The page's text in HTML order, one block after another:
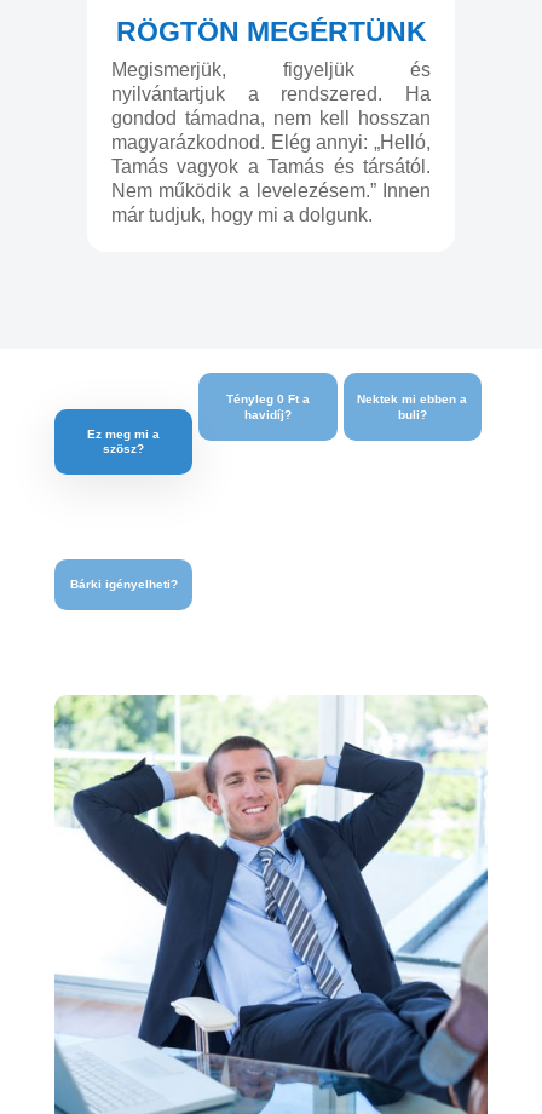
RÖGTÖN MEGÉRTÜNK
Megismerjük, figyeljük és
nyilvántartjuk a rendszered. Ha
gondod támadna, nem kell hosszan
magyarázkodnod. Elég annyi: „Helló,
Tamás vagyok a Tamás és társától.
Nem működik a levelezésem.” Innen
már tudjuk, hogy mi a dolgunk.
Ez meg mi a
szösz?
Tényleg 0 Ft a
havidíj?
Nektek mi ebben a
buli?
Bárki igényelheti?